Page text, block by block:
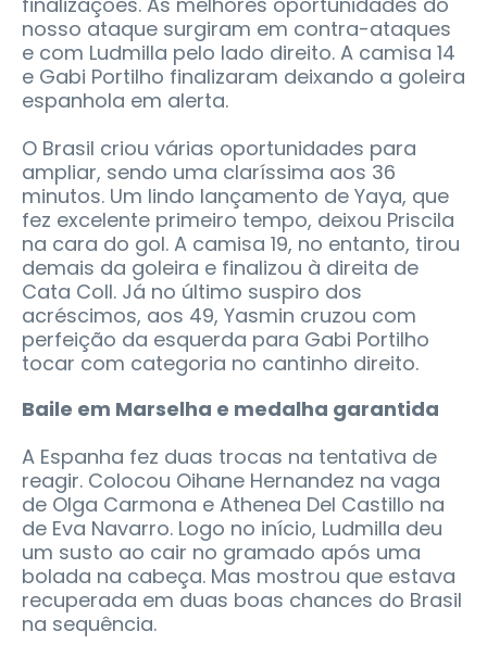
nosso ataque surgiram em contra-ataques
e com Ludmilla pelo lado direito. A camisa 14
e Gabi Portilho finalizaram deixando a goleira
espanhola em alerta.
O Brasil criou várias oportunidades para
ampliar, sendo uma claríssima aos 36
minutos. Um lindo lançamento de Yaya, que
fez excelente primeiro tempo, deixou Priscila
na cara do gol. A camisa 19, no entanto, tirou
demais da goleira e finalizou à direita de
Cata Coll. Já no último suspiro dos
acréscimos, aos 49, Yasmin cruzou com
perfeição da esquerda para Gabi Portilho
tocar com categoria no cantinho direito.
Baile em Marselha e medalha garantida
A Espanha fez duas trocas na tentativa de
reagir. Colocou Oihane Hernandez na vaga
de Olga Carmona e Athenea Del Castillo na
de Eva Navarro. Logo no início, Ludmilla deu
um susto ao cair no gramado após uma
bolada na cabeça. Mas mostrou que estava
recuperada em duas boas chances do Brasil
na sequência.